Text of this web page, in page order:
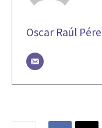
Oscar Raúl